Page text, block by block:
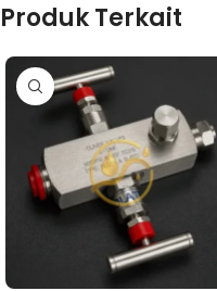
Produk Terkait